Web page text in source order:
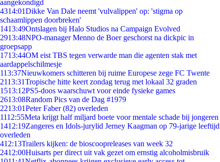
aangekondigd
4314:01Dikke Van Dale neemt 'vulvalippen' op: 'stigma op
schaamlippen doorbreken'
1413:49Ontslagen bij Halo Studios na Campaign Evolved
2913:48NPO-manager Menno de Boer geschorst na dickpic in
groepsapp
1713:44OM eist TBS tegen verwarde man die agenten stak met
aardappelschilmesje
113:37Nieuwkomers schitteren bij ruime Europese zege FC Twente
2113:31Tropische hitte keert zondag terug met lokaal 32 graden
1513:12PS5-doos waarschuwt voor einde fysieke games
2613:08Random Pics van de Dag #1979
2213:01Peter Faber (82) overleden
1112:55Meta krijgt half miljard boete voor mentale schade bij jongeren
1412:19Zangeres en Idols-jurylid Jerney Kaagman op 79-jarige leeftijd
overleden
412:13Trailers kijken: de bioscoopreleases van week 32
2412:00Huisarts per direct uit vak gezet om ernstig alcoholmisbruik